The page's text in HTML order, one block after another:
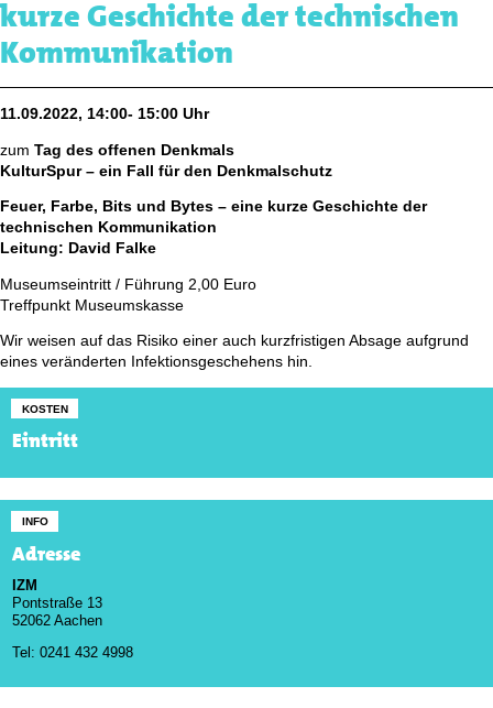
kurze Geschichte der technischen
Kommunikation
11.09.2022, 14:00- 15:00 Uhr
zum Tag des offenen Denkmals
KulturSpur – ein Fall für den Denkmalschutz
Feuer, Farbe, Bits und Bytes – eine kurze Geschichte der
technischen Kommunikation
Leitung: David Falke
Museumseintritt / Führung 2,00 Euro
Treffpunkt Museumskasse
Wir weisen auf das Risiko einer auch kurzfristigen Absage aufgrund
eines veränderten Infektionsgeschehens hin.
KOSTEN
Eintritt
INFO
Adresse
IZM
Pontstraße 13
52062 Aachen
Tel: 0241 432 4998